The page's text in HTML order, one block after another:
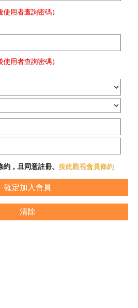
使用者查詢密碼）
使用者查詢密碼）
，且同意註冊。 按此觀視會員條約
確定加入會員
清除